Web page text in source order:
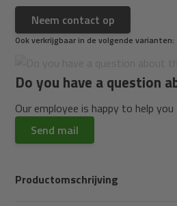
Neem contact op
Ook verkrijgbaar in de volgende varianten:
Do you have a question
Our employee is happy to help
Send mail
Productomschrijving